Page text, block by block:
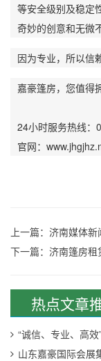
等安全级别及稳定
奇妙的创意和无微
因为专业，所以信
嘉豪篷房，您值得
24小时服务热线：
官网：
上一篇：济南媒体
下一篇：济南篷房
热点文章
“诚信、专业、高
山东嘉豪国际会展